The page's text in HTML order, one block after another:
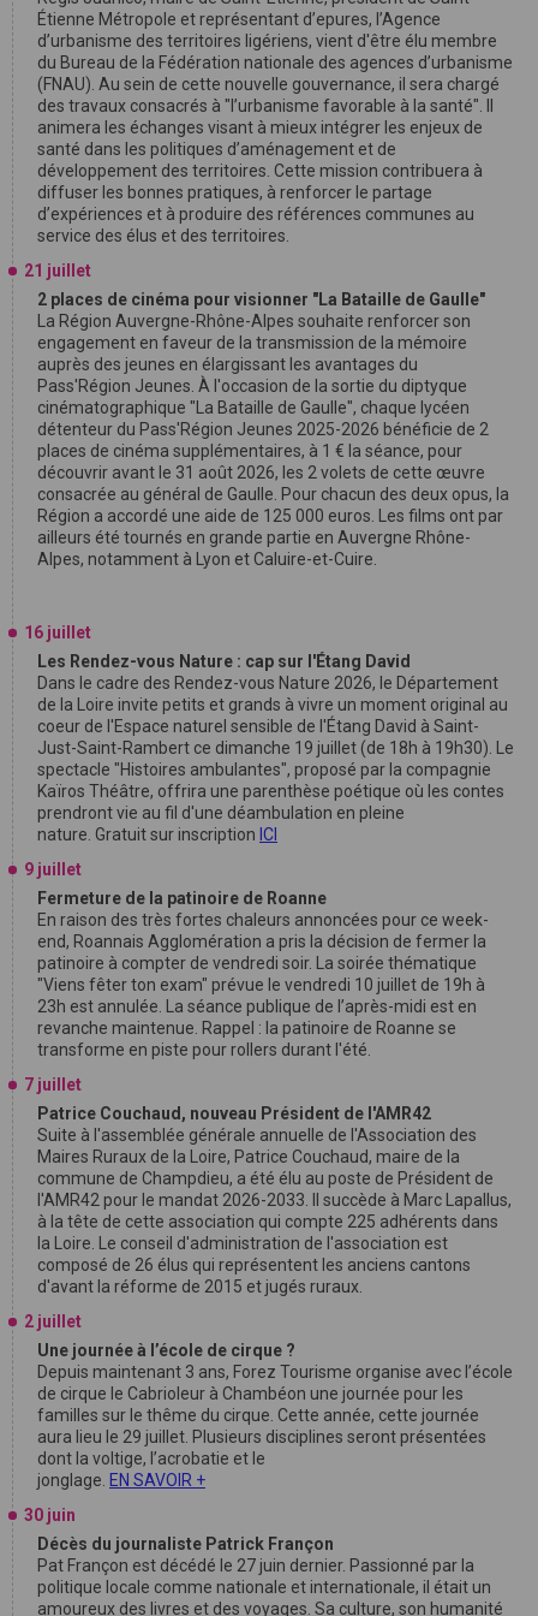
Étienne Métropole et représentant d’epures, l’Agence
d’urbanisme des territoires ligériens, vient d'être élu membre
du Bureau de la Fédération nationale des agences d’urbanisme
(FNAU). Au sein de cette nouvelle gouvernance, il sera chargé
des travaux consacrés à "l’urbanisme favorable à la santé". Il
animera les échanges visant à mieux intégrer les enjeux de
santé dans les politiques d’aménagement et de
développement des territoires. Cette mission contribuera à
diffuser les bonnes pratiques, à renforcer le partage
d’expériences et à produire des références communes au
service des élus et des territoires.
21 juillet
2 places de cinéma pour visionner "La Bataille de Gaulle"
La Région Auvergne-Rhône-Alpes souhaite renforcer son
engagement en faveur de la transmission de la mémoire
auprès des jeunes en élargissant les avantages du
Pass'Région Jeunes. À l'occasion de la sortie du diptyque
cinématographique "La Bataille de Gaulle", chaque lycéen
détenteur du Pass'Région Jeunes 2025-2026 bénéficie de 2
places de cinéma supplémentaires, à 1 € la séance, pour
découvrir avant le 31 août 2026, les 2 volets de cette œuvre
consacrée au général de Gaulle. Pour chacun des deux opus, la
Région a accordé une aide de 125 000 euros. Les films ont par
ailleurs été tournés en grande partie en Auvergne Rhône-
Alpes, notamment à Lyon et Caluire-et-Cuire.
16 juillet
Les Rendez-vous Nature : cap sur l'Étang David
Dans le cadre des Rendez-vous Nature 2026, le Département
de la Loire invite petits et grands à vivre un moment original au
coeur de l'Espace naturel sensible de l'Étang David à Saint-
Just-Saint-Rambert ce dimanche 19 juillet (de 18h à 19h30). Le
spectacle "Histoires ambulantes", proposé par la compagnie
Kaïros Théâtre, offrira une parenthèse poétique où les contes
prendront vie au fil d'une déambulation en pleine
nature. Gratuit sur inscription ICI
9 juillet
Fermeture de la patinoire de Roanne
En raison des très fortes chaleurs annoncées pour ce week-
end, Roannais Agglomération a pris la décision de fermer la
patinoire à compter de vendredi soir. La soirée thématique
"Viens fêter ton exam" prévue le vendredi 10 juillet de 19h à
23h est annulée. La séance publique de l’après-midi est en
revanche maintenue. Rappel : la patinoire de Roanne se
transforme en piste pour rollers durant l'été.
7 juillet
Patrice Couchaud, nouveau Président de l'AMR42
Suite à l'assemblée générale annuelle de l'Association des
Maires Ruraux de la Loire, Patrice Couchaud, maire de la
commune de Champdieu, a été élu au poste de Président de
l'AMR42 pour le mandat 2026-2033. Il succède à Marc Lapallus,
à la tête de cette association qui compte 225 adhérents dans
la Loire. Le conseil d'administration de l'association est
composé de 26 élus qui représentent les anciens cantons
d'avant la réforme de 2015 et jugés ruraux.
2 juillet
Une journée à l’école de cirque ?
Depuis maintenant 3 ans, Forez Tourisme organise avec l’école
de cirque le Cabrioleur à Chambéon une journée pour les
familles sur le thême du cirque. Cette année, cette journée
aura lieu le 29 juillet. Plusieurs disciplines seront présentées
dont la voltige, l’acrobatie et le
jonglage. EN SAVOIR +
30 juin
Décès du journaliste Patrick Françon
Pat Françon est décédé le 27 juin dernier. Passionné par la
politique locale comme nationale et internationale, il était un
amoureux des livres et des voyages. Sa culture, son humanité